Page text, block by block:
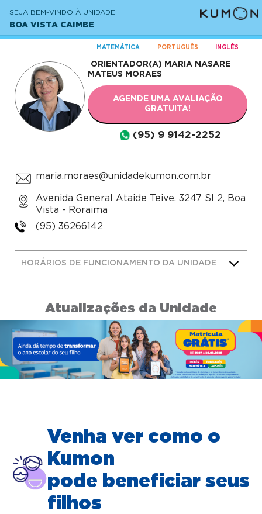
SEJA BEM-VINDO À UNIDADE
BOA VISTA CAIMBE
MATEMÁTICA PORTUGUÊS INGLÊS
ORIENTADOR(A) MARIA NASARE
MATEUS MORAES
AGENDE UMA AVALIAÇÃO
GRATUITA!
(95) 9 9142-2252
maria.moraes@unidadekumon.com.br
Avenida General Ataide Teive, 3247 Sl 2, Boa
Vista - Roraima
(95) 36266142
HORÁRIOS DE FUNCIONAMENTO DA UNIDADE
Atualizações da Unidade
Venha ver como o
Kumon
pode beneficiar seus
filhos